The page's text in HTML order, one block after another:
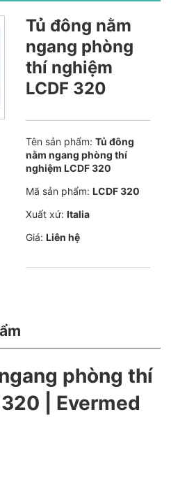
Tủ đông nằm
ngang phòng
thí nghiệm
LCDF 320
Tên sản phẩm: Tủ đông
nằm ngang phòng thí
nghiệm LCDF 320
Mã sản phẩm: LCDF 320
Xuất xứ: Italia
Giá: Liên hệ
phòng thí
| Evermed